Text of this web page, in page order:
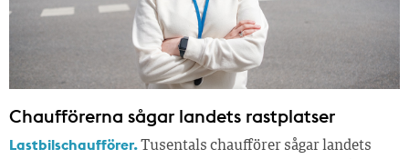
Chaufförerna sågar landets rastplatser
Lastbilschaufförer.Tusentals chaufförer sågar landets